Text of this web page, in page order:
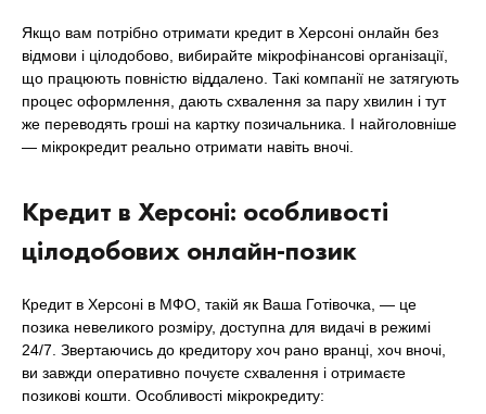
Якщо вам потрібно отримати кредит в Херсоні онлайн без
відмови і цілодобово, вибирайте мікрофінансові організації,
що працюють повністю віддалено. Такі компанії не затягують
процес оформлення, дають схвалення за пару хвилин і тут
же переводять гроші на картку позичальника. І найголовніше
— мікрокредит реально отримати навіть вночі.
Кредит в Херсоні: особливості
цілодобових онлайн-позик
Кредит в Херсоні в МФО, такій як Ваша Готівочка, — це
позика невеликого розміру, доступна для видачі в режимі
24/7. Звертаючись до кредитору хоч рано вранці, хоч вночі,
ви завжди оперативно почуєте схвалення і отримаєте
позикові кошти. Особливості мікрокредиту: